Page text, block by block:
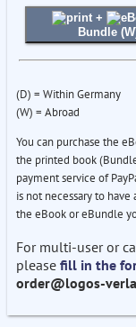
+
Bundle
(D) = Within Germany
(W) = Abroad
You can purchase the
the printed book
payment service of
is not necessary to have
the eBook or eBundle
For multi-user or
please fill in the
order@logos-